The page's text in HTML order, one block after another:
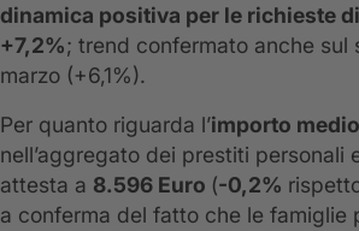
dinamica positiva per le richieste
+7,2%; trend confermato anche sul
marzo (+6,1%).
Per quanto riguarda l’importo
nell’aggregato dei prestiti personali
attesta a 8.596 Euro (-0,2%
a conferma del fatto che le famiglie